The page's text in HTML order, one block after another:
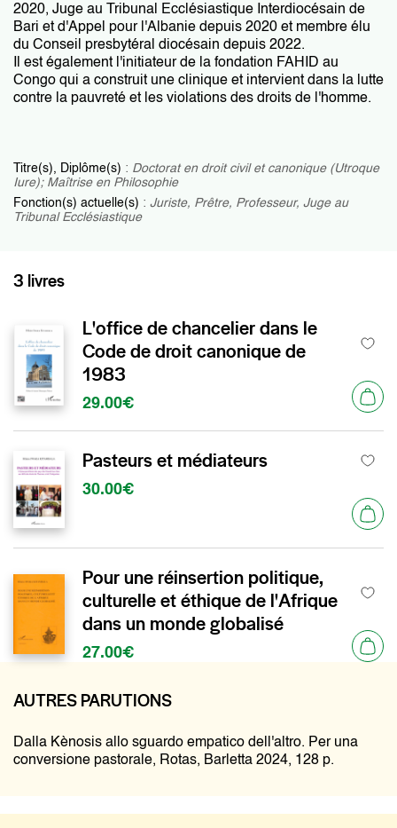
2020, Juge au Tribunal Ecclésiastique Interdiocésain de
Bari et d'Appel pour l'Albanie depuis 2020 et membre élu
du Conseil presbytéral diocésain depuis 2022.
Il est également l'initiateur de la fondation FAHID au
Congo qui a construit une clinique et intervient dans la lutte
contre la pauvreté et les violations des droits de l'homme.
Titre(s), Diplôme(s) : Doctorat en droit civil et canonique (Utroque
Iure); Maîtrise en Philosophie
Fonction(s) actuelle(s) : Juriste, Prêtre, Professeur, Juge au
Tribunal Ecclésiastique
3 livres
L'office de chancelier dans le
Code de droit canonique de
1983
29.00€
Pasteurs et médiateurs
30.00€
Pour une réinsertion politique,
culturelle et éthique de l'Afrique
dans un monde globalisé
27.00€
AUTRES PARUTIONS
Dalla Kènosis allo sguardo empatico dell'altro. Per una
conversione pastorale, Rotas, Barletta 2024, 128 p.